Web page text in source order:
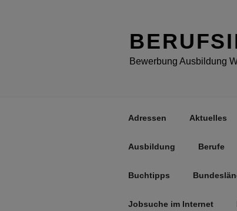
Bewerbung Ausbildung
Adressen Aktuelles
Ausbildung Berufe
Buchtipps
Jobsuche im Internet